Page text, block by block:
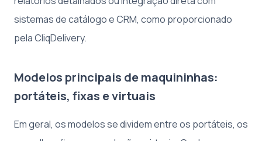
sistemas de catálogo e CRM, como proporcionado
pela CliqDelivery.
Modelos principais de maquininhas:
portáteis, fixas e virtuais
Em geral, os modelos se dividem entre os portáteis, os